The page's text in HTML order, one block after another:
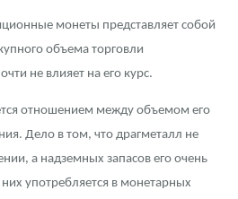
золота, серебра, платины на
цен
монеты представляет собой
объема торговли
не влияет на его курс.
отношением между объемом его
Дело в том, что драгметалл не
а надземных запасов его очень
употребляется в монетарных